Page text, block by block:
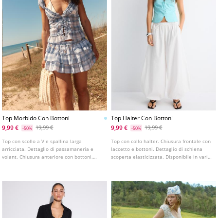
Top Morbido Con Bottoni
9,99 €
-50% 19,99 €
Top con scollo a V e spallina larga
arricciata. Dettaglio di passamaneria e
volant. Chiusura anteriore con bottoni.
Top Halter Con Bottoni
9,99 €
-50% 19,99 €
Top con collo halter. Chiusura frontale con
laccetto e bottoni. Dettaglio di schiena
scoperta elasticizzata. Disponibile in vari